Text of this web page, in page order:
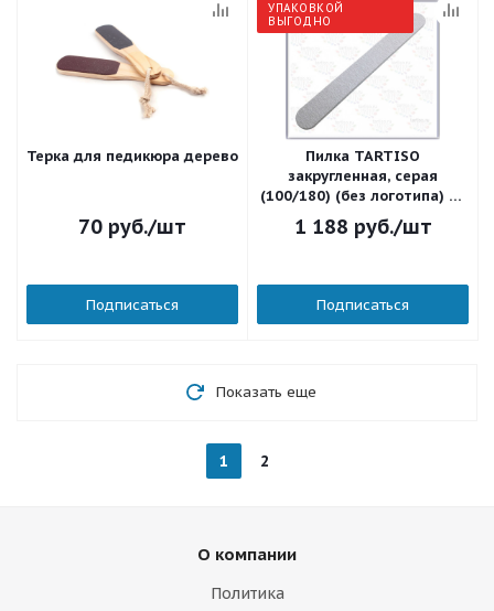
Терка для педикюра дерево
70 руб./шт
Подписаться
УПАКОВКОЙ
ВЫГОДНО
Пилка TARTISO
закругленная, серая
(100/180) (без логотипа) 50
шт./уп. PTPGR-100-180
1 188 руб./шт
Подписаться
Показать еще
1 2
О компании
Политика